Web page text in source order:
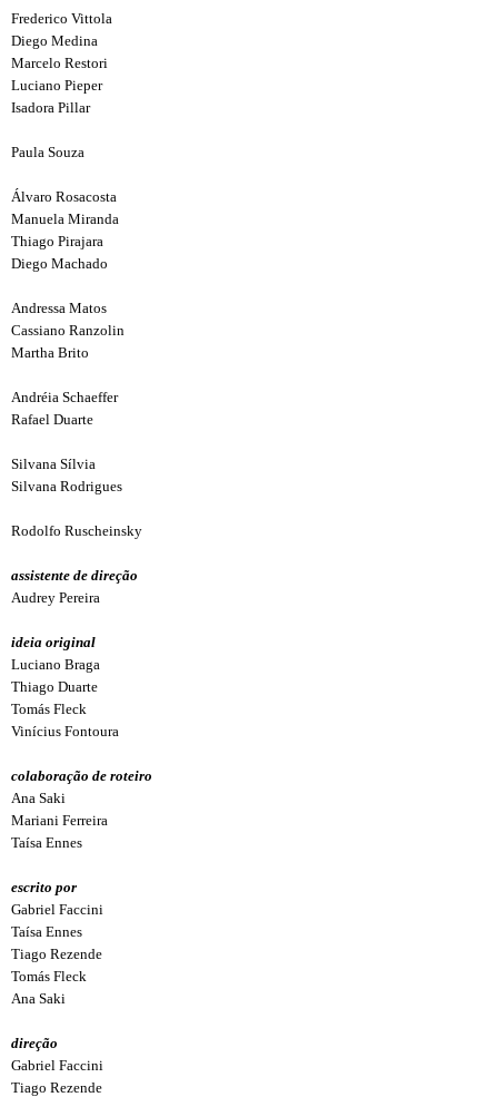
Frederico Vittola
Diego Medina
Marcelo Restori
Luciano Pieper
Isadora Pillar
Paula Souza
Álvaro Rosacosta
Manuela Miranda
Thiago Pirajara
Diego Machado
Andressa Matos
Cassiano Ranzolin
Martha Brito
Andréia Schaeffer
Rafael Duarte
Silvana Sílvia
Silvana Rodrigues
Rodolfo Ruscheinsky
assistente de direção
Audrey Pereira
ideia original
Luciano Braga
Thiago Duarte
Tomás Fleck
Vinícius Fontoura
colaboração de roteiro
Ana Saki
Mariani Ferreira
Taísa Ennes
escrito por
Gabriel Faccini
Taísa Ennes
Tiago Rezende
Tomás Fleck
Ana Saki
direção
Gabriel Faccini
Tiago Rezende